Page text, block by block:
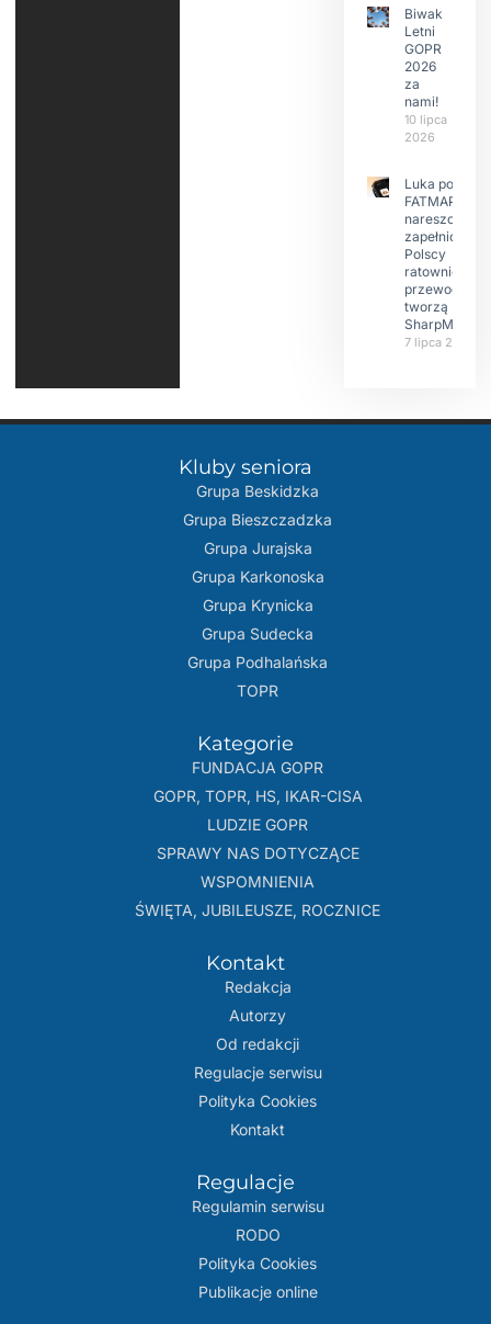
Biwak
Letni
GOPR
2026
za
nami!
10 lipca
2026
Luka po
FATMAP-ie
nareszcie
zapełniona?
Polscy
ratownicy i
przewodnicy
tworzą
SharpMap
7 lipca 2026
Kluby seniora
Grupa Beskidzka​
Grupa Bieszczadzka
Grupa Jurajska
Grupa Karkonoska
Grupa Krynicka
Grupa Sudecka
Grupa Podhalańska
TOPR
Kategorie
FUNDACJA GOPR
GOPR, TOPR, HS, IKAR-CISA
LUDZIE GOPR
SPRAWY NAS DOTYCZĄCE
WSPOMNIENIA
ŚWIĘTA, JUBILEUSZE, ROCZNICE
Kontakt
Redakcja
Autorzy
Od redakcji
Regulacje serwisu
Polityka Cookies
Kontakt
Regulacje
Regulamin serwisu
RODO
Polityka Cookies
Publikacje online